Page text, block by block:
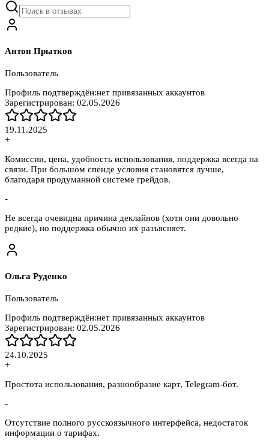
Антон Прытков
Пользователь
Профиль подтверждён:нет привязанных аккаунтов
Зарегистрирован: 02.05.2026
19.11.2025
+
Комиссии, цена, удобность использования, поддержка всегда на
связи. При большом спенде условия становятся лучше,
благодаря продуманной системе грейдов.
-
Не всегда очевидна причина деклайнов (хотя они довольно
редкие), но поддержка обычно их разъясняет.
Ольга Руденко
Пользователь
Профиль подтверждён:нет привязанных аккаунтов
Зарегистрирован: 02.05.2026
24.10.2025
+
Простота использования, разнообразие карт, Telegram-бот.
-
Отсутствие полного русскоязычного интерфейса, недостаток
информации о тарифах.